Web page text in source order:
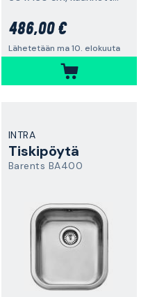
486,00 €
Lähetetään ma 10. elokuuta
INTRA
Tiskipöytä
Barents BA400